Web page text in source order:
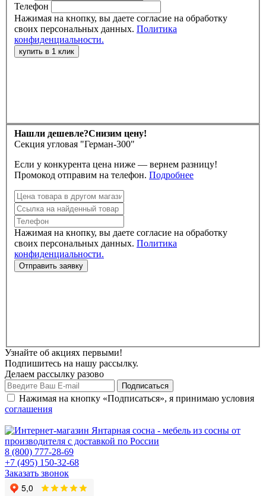
Телефон
Нажимая на кнопку, вы даете согласие на обработку
своих персональных данных. Политика
конфиденциальности.
Нашли дешевле?Снизим цену!
Секция угловая "Герман-300"
Если у конкурента цена ниже — вернем разницу!
Промокод отправим на телефон. Подробнее
Нажимая на кнопку, вы даете согласие на обработку
своих персональных данных. Политика
конфиденциальности.
Узнайте об акциях первыми!
Подпишитесь на нашу рассылку.
Делаем рассылку разово
Нажимая на кнопку «Подписаться», я принимаю условия
соглашения
8 (800) 777-28-69
+7 (495) 150-32-68
Заказать звонок